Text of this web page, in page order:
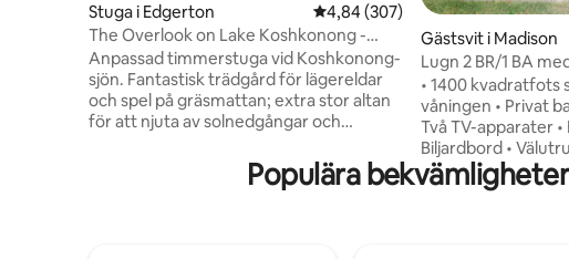
Stuga i Edgerton 4,84 av 5 i genomsnittligt betyg,
4,84 (307)
The Overlook on Lake Koshkonong -
Custom Log Cabin
Anpassad timmerstuga vid Koshkonong-
sjön. Fantastisk trädgård för lägereldar
och spel på gräsmattan; extra stor altan
för att njuta av solnedgångar och
allmän båtplats precis längs vägen för
bad, fiske eller kajakpaddling. Fullt
Gästsvit i Madison
Lugn 2 BR/1 BA
biljardbord
• 1400 kvadratfots
våningen • Privat
Två TV-apparater •
Biljardbord •
och sittgrupp •
Populära